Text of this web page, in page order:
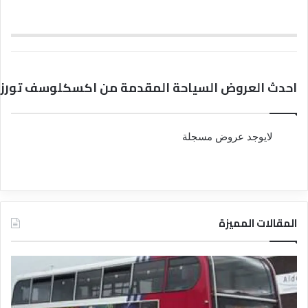
احدث العروض السياحة المقدمة من اكسكلوسف
لايوجد عروض مسجلة
المقالات المميزة
ل
ي